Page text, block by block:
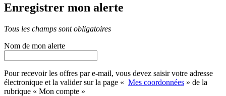
Enregistrer mon alerte
Tous les champs sont obligatoires
Nom de mon alerte
Pour recevoir les offres par e-mail, vous devez saisir votre adresse
électronique et la valider sur la page « Mes coordonnées » de la
rubrique « Mon compte »